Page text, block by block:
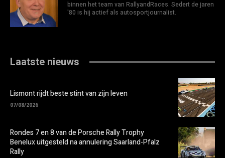
binnen het team van RallyandRaces. Sedert de jaren
'80 is hij actief als autosportjournalist.
Laatste nieuws
Lismont rijdt beste stint van zijn leven
07/08/2026
Rondes 7 en 8 van de Porsche Rally Trophy
Benelux uitgesteld na annulering Saarland-Pfalz
Rally